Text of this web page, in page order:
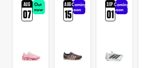
AUG
07
Out
now
AUG
15
Coming
soon
SEP
01
Coming
soon